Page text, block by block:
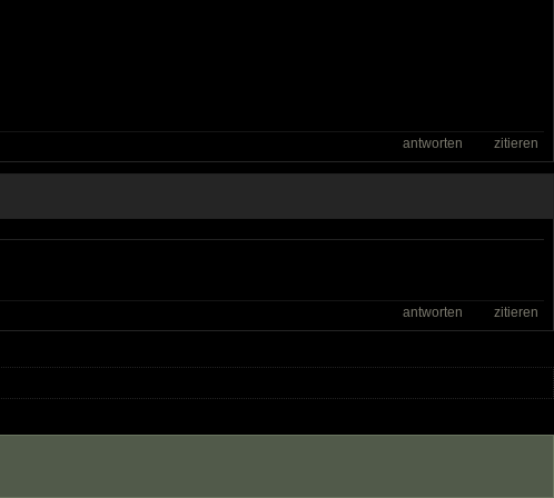
antworten zitieren
antworten zitieren